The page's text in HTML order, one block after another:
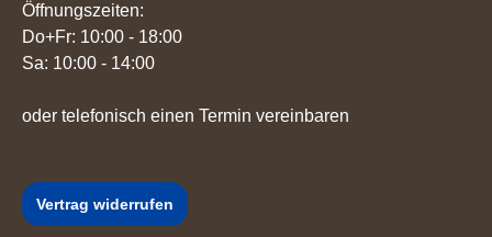
Öffnungszeiten:
Do+Fr: 10:00 - 18:00
Sa: 10:00 - 14:00
oder telefonisch einen Termin vereinbaren
Vertrag widerrufen